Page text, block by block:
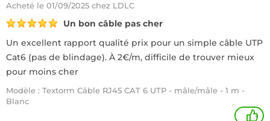
Acheté le 01/09/2025 chez LDLC
Un bon câble pas cher
Un excellent rapport qualité prix pour un simple câble UTP
Cat6 (pas de blindage). À 2€/m, difficile de trouver mieux
pour moins cher
Modèle : Textorm Câble RJ45 CAT 6 UTP - mâle/mâle - 1 m -
Blanc
+